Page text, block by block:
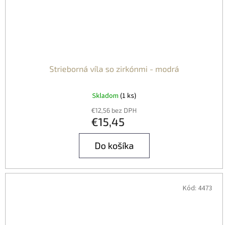
Strieborná víla so zirkónmi - modrá
Skladom (1 ks)
€12,56 bez DPH
€15,45
Do košíka
Kód: 4473